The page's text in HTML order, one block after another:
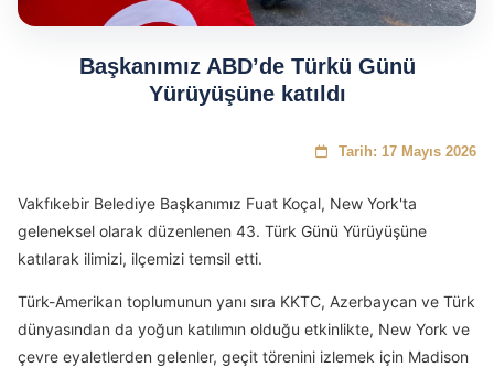
Başkanımız ABD’de Türkü Günü
Yürüyüşüne katıldı
Tarih: 17 Mayıs 2026
Vakfıkebir Belediye Başkanımız Fuat Koçal, New York'ta
geleneksel olarak düzenlenen 43. Türk Günü Yürüyüşüne
katılarak ilimizi, ilçemizi temsil etti.
Türk-Amerikan toplumunun yanı sıra KKTC, Azerbaycan ve Türk
dünyasından da yoğun katılımın olduğu etkinlikte, New York ve
çevre eyaletlerden gelenler, geçit törenini izlemek için Madison